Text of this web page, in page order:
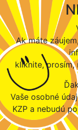
Ak máte
kliknite, prosím,
Vaše osobné
KZP a nebudú